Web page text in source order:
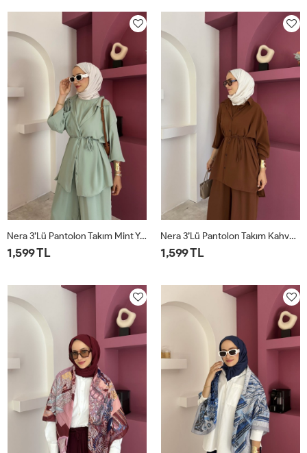
Nera 3’lü Pantolon Takım Mint Yeşili
1,599 TL
Nera 3’lü Pantolon Takım Kahverengi
1,599 TL